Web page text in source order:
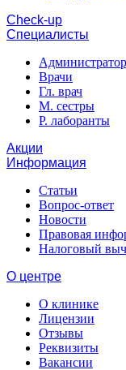
Cheсk-up
Специалисты
Врачи
Гл. врач
М. сестры
Р. лаборанты
Акции
Информация
Статьи
Вопрос-ответ
Новости
Правовая
Налоговый
О центре
О клинике
Лицензии
Отзывы
Реквизиты
Вакансии